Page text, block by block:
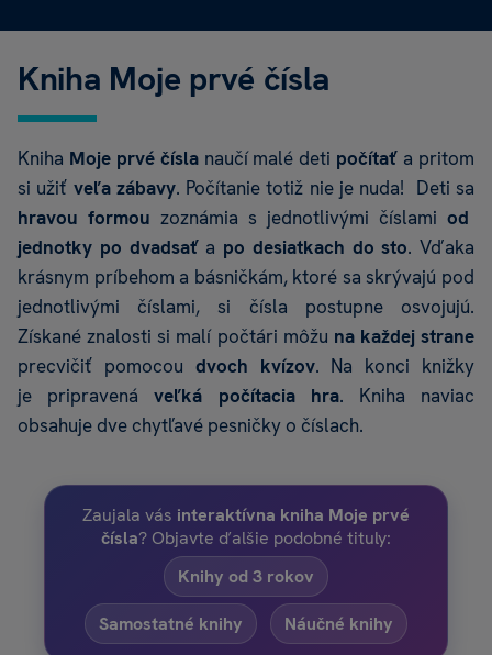
Kniha Moje prvé čísla
Kniha Moje prvé číslanaučí malé deti počítať a pritom
si užiť veľa zábavy. Počítanie totiž nie je nuda! Deti sa
hravou formou zoznámia s jednotlivými číslami od
jednotky po dvadsať a po desiatkach do sto. Vďaka
krásnym príbehom a básničkám, ktoré sa skrývajú pod
jednotlivými číslami, si čísla postupne osvojujú.
Získané znalosti si malí počtári môžu na každej strane
precvičiť pomocou dvoch kvízov. Na konci knižky
je pripravenáveľká počítacia hra. Kniha naviac
obsahuje dve chytľavé pesničky o číslach.
Zaujala vás interaktívna kniha Moje prvé
čísla? Objavte ďalšie podobné tituly:
Knihy od 3 rokov
Samostatné knihy Náučné knihy